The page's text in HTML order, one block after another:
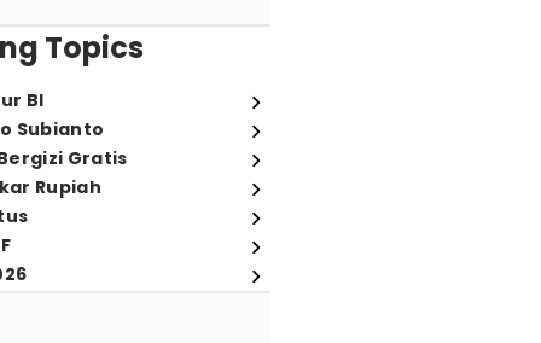
Topics
BI
Subianto
Gratis
Rupiah